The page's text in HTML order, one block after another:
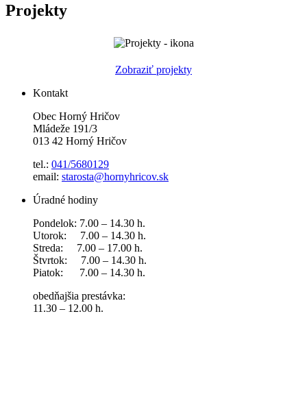
Projekty
Zobraziť projekty
Kontakt
Obec Horný Hričov
Mládeže 191/3
013 42 Horný Hričov
tel.: 041/5680129
email: starosta@hornyhricov.sk
Úradné hodiny
Pondelok: 7.00 – 14.30 h.
Utorok: 7.00 – 14.30 h.
Streda: 7.00 – 17.00 h.
Štvrtok: 7.00 – 14.30 h.
Piatok: 7.00 – 14.30 h.
obedňajšia prestávka:
11.30 – 12.00 h.